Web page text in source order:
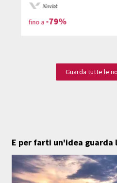
Novità
fino a -79%
Guarda tutte le
E per farti un'idea guarda